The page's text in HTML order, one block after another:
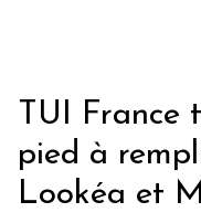
TUI France
pied à
Lookéa et